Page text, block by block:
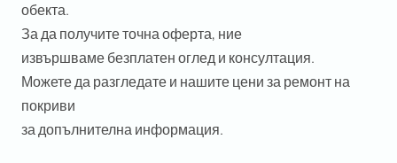
обекта.
За да получите точна оферта, ние
извършвамебезплатен огледи консултация.
Можете да разгледате и нашитецени за ремонт на
покриви
за допълнителна информация.